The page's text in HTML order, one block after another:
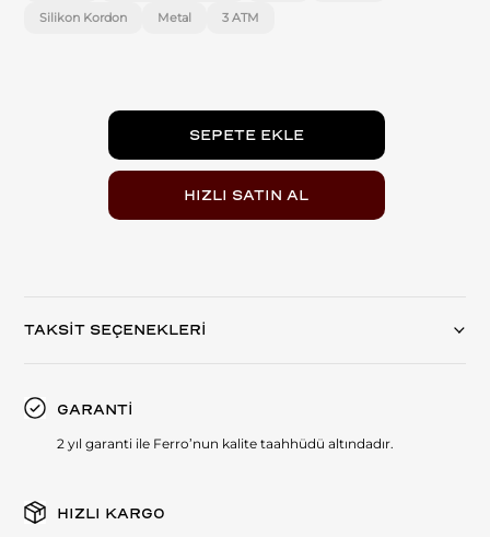
Silikon Kordon Metal 3 ATM
TAKSİT SEÇENEKLERİ
GARANTİ
2 yıl garanti ile Ferro’nun kalite taahhüdü altındadır.
HIZLI KARGO